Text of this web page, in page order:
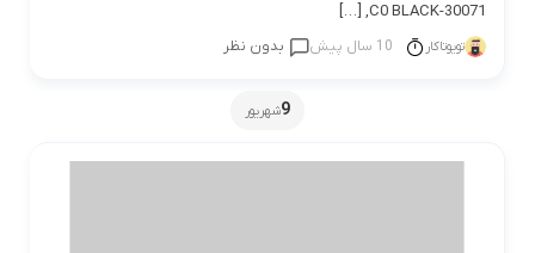
30071-C0 BLACK, […]
تویوتاکار 10 سال پیش بدون نظر
9شهریور